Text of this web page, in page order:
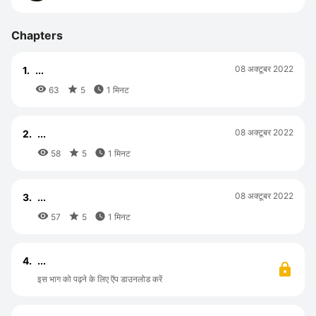
Chapters
1. ...
 63  5  1 मिनट
08 अक्टूबर 2022
2. ...
 58  5  1 मिनट
08 अक्टूबर 2022
3. ...
 57  5  1 मिनट
08 अक्टूबर 2022
4. ...
इस भाग को पढ़ने के लिए ऍप डाउनलोड करें